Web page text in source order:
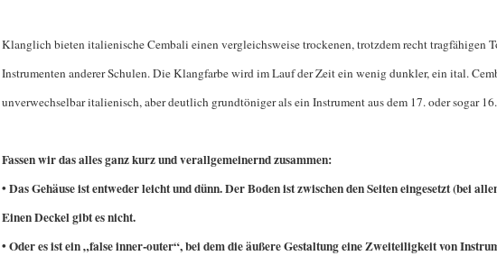
Klanglich bieten italienische Cembali einen vergleichsweise trockenen, trotzdem recht tragfähigen
Instrumenten anderer Schulen. Die Klangfarbe wird im Lauf der Zeit ein wenig dunkler, ein ital.
unverwechselbar italienisch, aber deutlich grundtöniger als ein Instrument aus dem 17. oder sogar
Fassen wir das alles ganz kurz und verallgemeinernd zusammen:
• Das Gehäuse ist entweder leicht und dünn. Der Boden ist zwischen den Seiten eingesetzt (bei
Einen Deckel gibt es nicht.
• Oder es ist ein „false inner-outer“, bei dem die äußere Gestaltung eine Zweiteiligkeit von